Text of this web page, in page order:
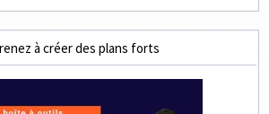
à créer des plans forts